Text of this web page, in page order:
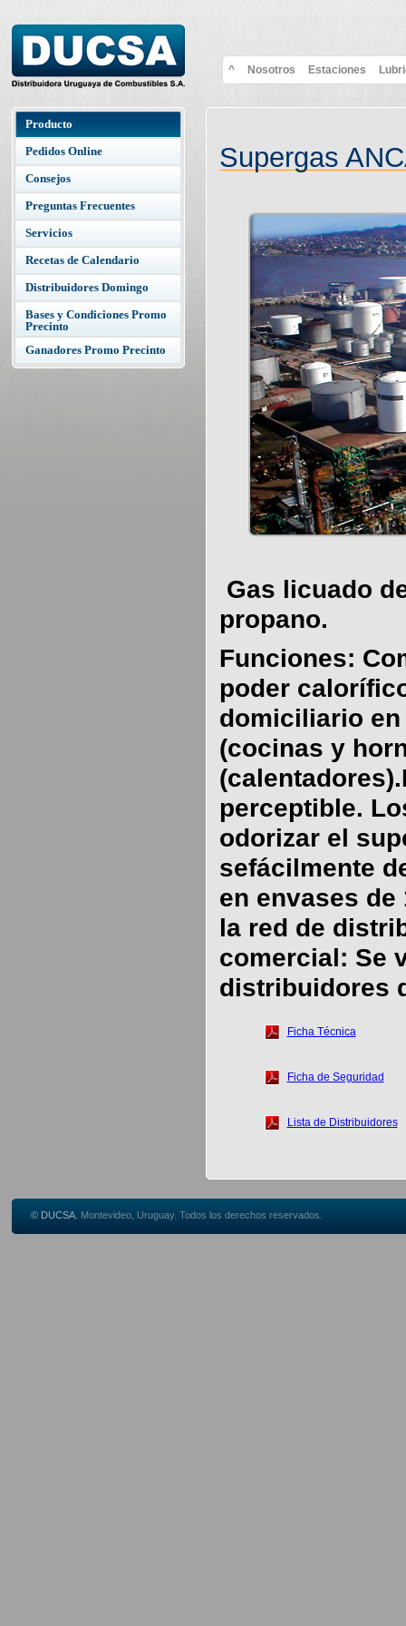
^ Nosotros Estaciones
Producto
Pedidos Online
Consejos
Preguntas Frecuentes
Servicios
Recetas de Calendario
Distribuidores Domingo
Bases y Condiciones Promo
Precinto
Ganadores Promo Precinto
Supergas
Gas licuado
propano.
Funciones:
poder
domiciliario
(cocinas y
(calentadores).
perceptible.
odorizar el
sefácilmente
en envases de
la red de
comercial: Se
distribuidores
Ficha Técnica
Ficha de Seguridad
Lista de Distribuidores
© DUCSA. Montevideo, Uruguay. Todos los derechos reservados.